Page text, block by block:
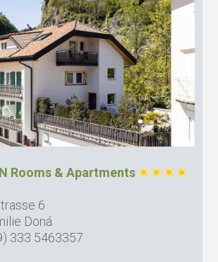
Rooms & Apartments
6
Doná
333 5463357